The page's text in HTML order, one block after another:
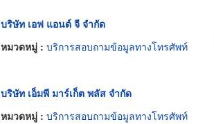
บริษัท เอฟ แอนด์ จี จำกัด
หมวดหมู่ : บริการสอบถามข้อมูลทางโทรศัพท์
บริษัท เอ็มพี มาร์เก็ต พลัส จำกัด
หมวดหมู่ : บริการสอบถามข้อมูลทางโทรศัพท์